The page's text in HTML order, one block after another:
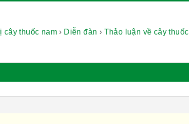
cây thuốc nam › Diễn đàn › Thảo luận về cây thuốc